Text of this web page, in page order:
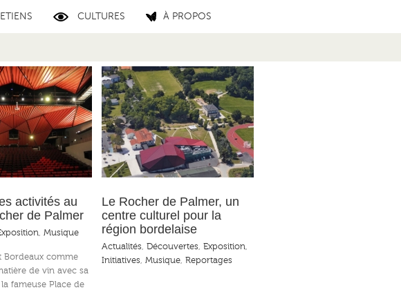
CULTURES À PROPOS
activités au
de Palmer
, Musique
Bordeaux comme
de vin avec sa
fameuse Place de
de Palmer, un centre
la région bordelaise
Le Rocher de Palmer, un
centre culturel pour la
région bordelaise
Actualités, Découvertes, Exposition,
Initiatives, Musique, Reportages